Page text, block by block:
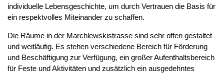
individuelle Lebensgeschichte, um durch Vertrauen die Basis für
ein respektvolles Miteinander zu schaffen.
Die Räume in der Marchlewskistrasse sind sehr offen gestaltet
und weitläufig. Es stehen verschiedene Bereich für Förderung
und Beschäftigung zur Verfügung, ein großer Aufenthaltsbereich
für Feste und Aktivitäten und zusätzlich ein ausgedehntes